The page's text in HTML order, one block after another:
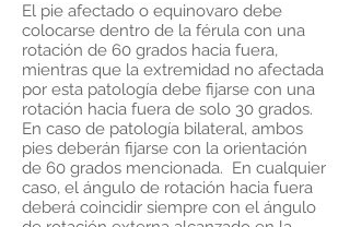
El pie afectado o equinovaro debe
colocarse dentro de la férula con una
rotación de 60 grados hacia fuera,
mientras que la extremidad no afectada
por esta patología debe fijarse con una
rotación hacia fuera de solo 30 grados.
En caso de patología bilateral, ambos
pies deberán fijarse con la orientación
de 60 grados mencionada. En cualquier
caso, el ángulo de rotación hacia fuera
deberá coincidir siempre con el ángulo